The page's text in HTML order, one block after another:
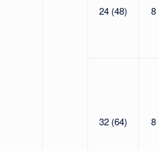
24 (48) 8
32 (64) 8